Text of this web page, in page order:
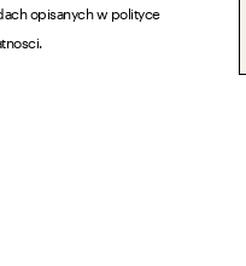
opisanych w polityce